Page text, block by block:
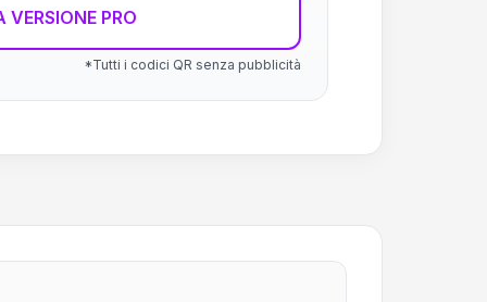
VERSIONE PRO
*Tutti i codici QR senza pubblicità